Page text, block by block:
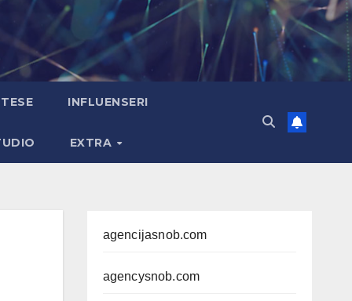
INFLUENSERI
EXTRA
agencijasnob.com
agencysnob.com